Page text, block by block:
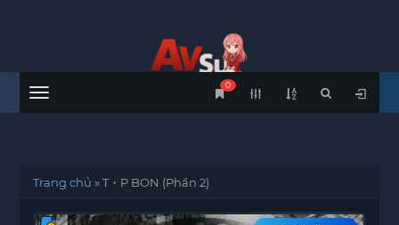
Menu
0
Trang chủ »T・P BON (Phần 2)